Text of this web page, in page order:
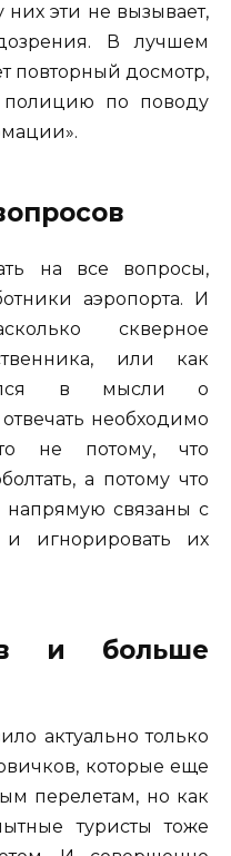
них эти не вызывает,
В лучшем
повторный досмотр,
по поводу
на все вопросы,
аэропорта. И
скверное
или как
в мысли о
необходимо
не потому, что
а потому что
напрямую связаны с
и игнорировать их
и больше
актуально только
которые еще
перелетам, но как
туристы тоже